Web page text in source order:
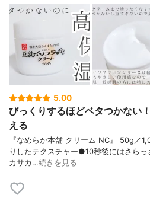
5.00
びっくりするほどベタつかない
える
『なめらか本舗 クリーム NC』 50g／
りしたテクスチャー●10秒後にはさら
カサカ…続きを見る